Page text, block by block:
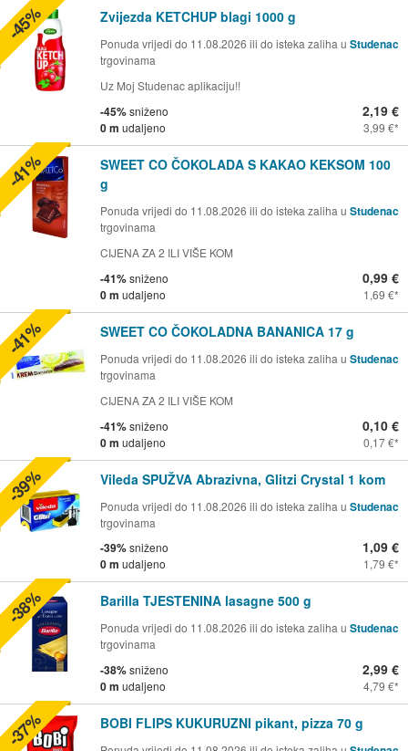
Zvijezda KETCHUP blagi 1000 g
Ponuda vrijedi do 11.08.2026 ili do isteka zaliha u Studenac
trgovinama
Uz Moj Studenac aplikaciju!!
-45%sniženo
0 m udaljeno
2,19 €
3,99 €
-45%
SWEET CO ČOKOLADA S KAKAO KEKSOM 100
g
Ponuda vrijedi do 11.08.2026 ili do isteka zaliha u Studenac
trgovinama
CIJENA ZA 2 ILI VIŠE KOM
-41%sniženo
0 m udaljeno
0,99 €
1,69 €
-41%
SWEET CO ČOKOLADNA BANANICA 17 g
Ponuda vrijedi do 11.08.2026 ili do isteka zaliha u Studenac
trgovinama
CIJENA ZA 2 ILI VIŠE KOM
-41%sniženo
0 m udaljeno
0,10 €
0,17 €
-41%
Vileda SPUŽVA Abrazivna, Glitzi Crystal 1 kom
Ponuda vrijedi do 11.08.2026 ili do isteka zaliha u Studenac
trgovinama
-39%sniženo
0 m udaljeno
1,09 €
1,79 €
-39%
Barilla TJESTENINA lasagne 500 g
Ponuda vrijedi do 11.08.2026 ili do isteka zaliha u Studenac
trgovinama
-38%sniženo
0 m udaljeno
2,99 €
4,79 €
-38%
BOBI FLIPS KUKURUZNI pikant, pizza 70 g
-37%